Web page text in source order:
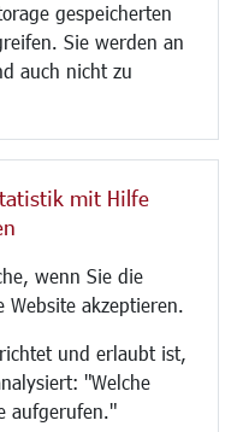
gespeicherten
Sie werden an
auch nicht zu
mit Hilfe
wenn Sie die
Website akzeptieren.
und erlaubt ist,
"Welche
aufgerufen."